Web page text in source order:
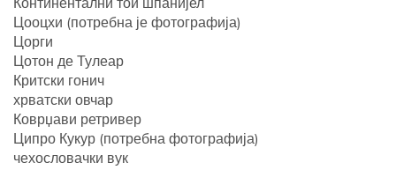
Цооцхи (потребна је фотографија)
Цорги
Цотон де Тулеар
Критски гонич
хрватски овчар
Коврџави ретривер
Ципро Кукур (потребна фотографија)
чехословачки вук